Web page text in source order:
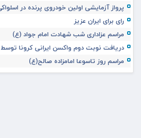
پرواز آزمایشی اولین خودروی پرنده در
رای برای ایران عزیز
مراسم عزاداری شب شهادت امام جواد (ع)
دریافت نوبت دوم واکسن ایرانی کرونا توسط
مراسم روز تاسوعا امامزاده صالح(ع)